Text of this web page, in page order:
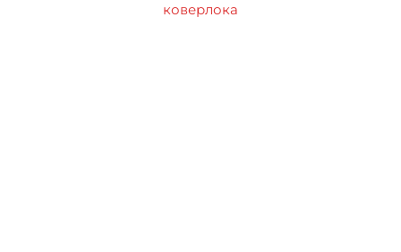
коверлока